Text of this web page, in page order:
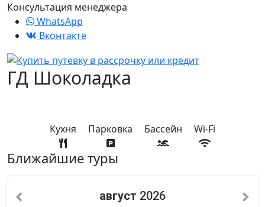
Консультация менеджера
WhatsApp
Вконтакте
ГД Шоколадка
Кухня Парковка Бассейн Wi-Fi
Ближайшие туры
август 2026